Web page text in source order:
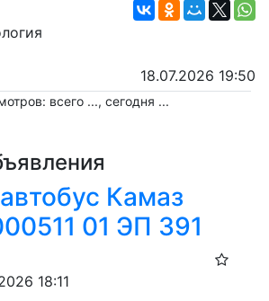
18.07.2026 19:50
всего ..., сегодня ...
Камаз
01 ЭП 391
18:11